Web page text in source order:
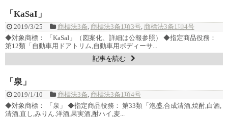
「KaSaI」
2019/3/25 商標法3条, 商標法3条1項3号, 商標法3条1項4号
◆対象商標： 「KaSaI」（図案化、詳細は公報参照） ◆指定商品役務：
第12類「自動車用ドアトリム,自動車用ボディーサ...
記事を読む
「泉」
2019/1/10 商標法3条, 商標法3条1項4号
◆対象商標： 「泉」 ◆指定商品役務： 第33類「泡盛,合成清酒,焼酎,白酒,
清酒,直し,みりん.洋酒,果実酒,酎ハイ,麦...